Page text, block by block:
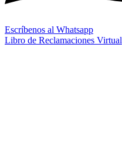
Escríbenos al Whatsapp
Libro de Reclamaciones Virtual